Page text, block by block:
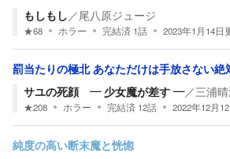
もしもし／尾八原ジュージ
★68 ホラー 完結済 1話 2023年1月14日
罰当たりの極北 あなただけは手放さない絶
サユの死顔 ― 少女魔が差す ―／三浦
★208 ホラー 完結済 12話 2022年12月
純度の高い断末魔と恍惚